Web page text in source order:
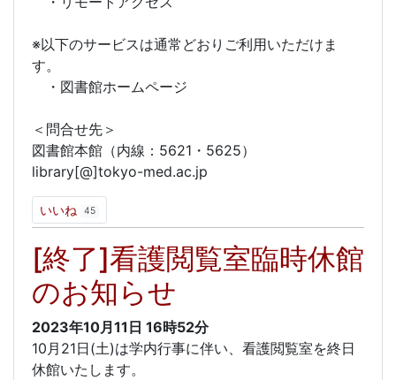
※以下のサービスは通常どおりご利用いただけま
す。
・図書館ホームページ
＜問合せ先＞
図書館本館（内線：5621・5625）
library[@]tokyo-med.ac.jp
いいね 45
[終了]看護閲覧室臨時休館
のお知らせ
2023年10月11日 16時52分
10月21日(土)は学内行事に伴い、看護閲覧室を終日
休館いたします。